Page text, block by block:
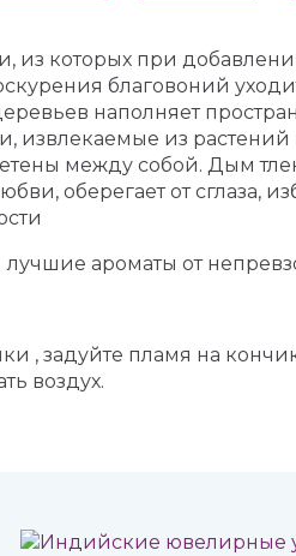
из которых при
благовоний
наполняет
извлекаемые из
между собой. Дым
оберегает от сглаза,
лучшие ароматы от
, задуйте пламя на
воздух.